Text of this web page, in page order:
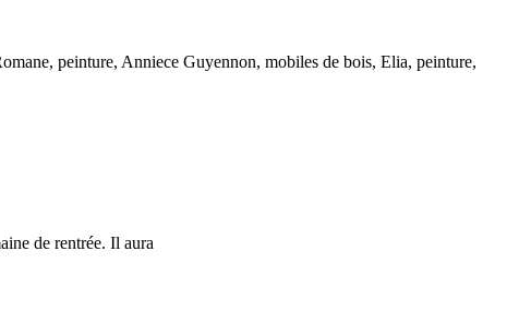
peinture, Anniece Guyennon, mobiles de bois, Elia, peinture,
de rentrée. Il aura